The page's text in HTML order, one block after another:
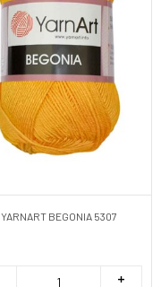
YARNART BEGONIA 5307